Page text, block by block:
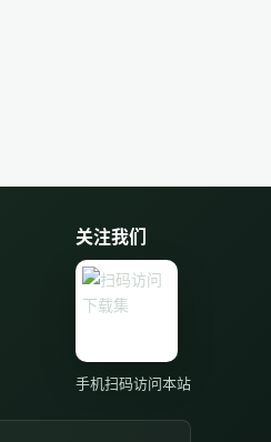
关注我们
手机扫码访问本站